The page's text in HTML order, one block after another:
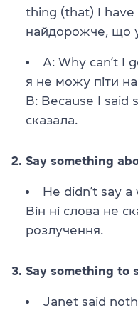
thing (that) I have
найдорожче, що
A: Why can’t I
я не можу піти на
B: Because I
сказала.
2. Say something
He didn’t say
Він ні слова не
розлучення.
3. Say something to
Janet said